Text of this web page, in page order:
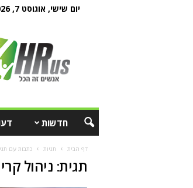
יום שישי, אוגוסט 7, 2026
חדשות
דף הבית תגיות כתבות עם
תגית: ניהול